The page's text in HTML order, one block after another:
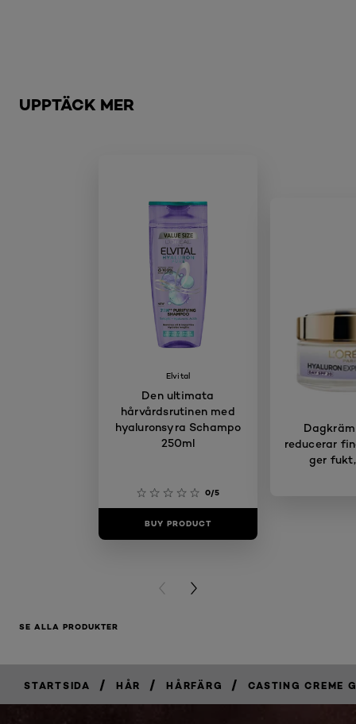
UPPTÄCK MER
Elvital
Den ultimata
hårvårdsrutinen med
hyaluronsyra Schampo
250ml
0/5
BUY PRODUCT
Dagkräm
reducerar
ger
PREVIOUS CARD
NEXT CARD
SE ALLA PRODUKTER
STARTSIDA / HÅR / HÅRFÄRG / CASTING CREME